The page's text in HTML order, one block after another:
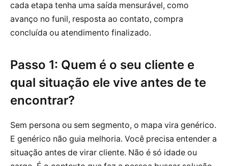
cada etapa tenha uma saída mensurável, como
avanço no funil, resposta ao contato, compra
concluída ou atendimento finalizado.
Passo 1: Quem é o seu cliente e
qual situação ele vive antes de te
encontrar?
Sem persona ou sem segmento, o mapa vira genérico.
E genérico não guia melhoria. Você precisa entender a
situação antes de virar cliente. Não é só idade ou